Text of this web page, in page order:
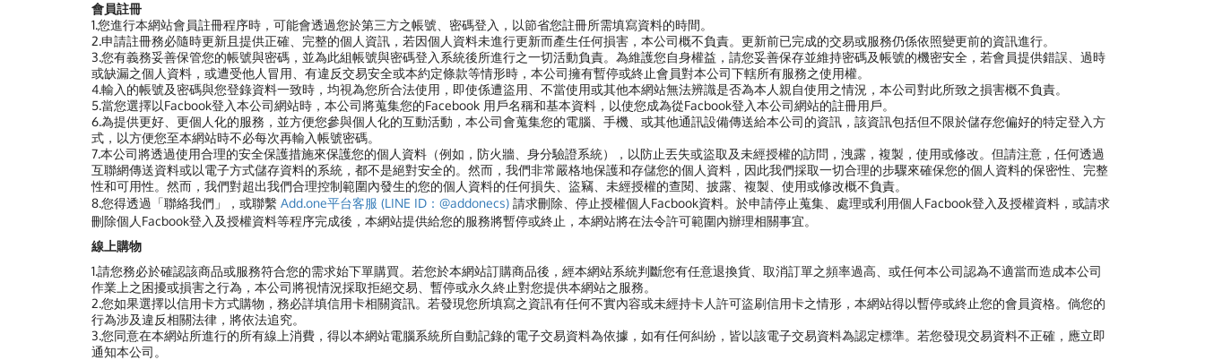
會員註冊
1.您進行本網站會員註冊程序時，可能會透過您於第三方之帳號、密碼登入，以節省您註冊所需填寫資料的時間。
2.申請註冊務必隨時更新且提供正確、完整的個人資訊，若因個人資料未進行更新而產生任何損害，本公司概不負責。更新前已完成的交易或服務仍係依照變更前的資訊進行。
3.您有義務妥善保管您的帳號與密碼，並為此組帳號與密碼登入系統後所進行之一切活動負責。為維護您自身權益，請您妥善保存並維持密碼及帳號的機密安全，若會員提供錯誤、過時
或缺漏之個人資料，或遭受他人冒用、有違反交易安全或本約定條款等情形時，本公司擁有暫停或終止會員對本公司下轄所有服務之使用權。
4.輸入的帳號及密碼與您登錄資料一致時，均視為您所合法使用，即使係遭盜用、不當使用或其他本網站無法辨識是否為本人親自使用之情況，本公司對此所致之損害概不負責。
5.當您選擇以Facbook登入本公司網站時，本公司將蒐集您的Facebook 用戶名稱和基本資料，以使您成為從Facbook登入本公司網站的註冊用戶。
6.為提供更好、更個人化的服務，並方便您參與個人化的互動活動，本公司會蒐集您的電腦、手機、或其他通訊設備傳送給本公司的資訊，該資訊包括但不限於儲存您偏好的特定登入方
式，以方便您至本網站時不必每次再輸入帳號密碼。
7.本公司將透過使用合理的安全保護措施來保護您的個人資料（例如，防火牆、身分驗證系統），以防止丟失或盜取及未經授權的訪問，洩露，複製，使用或修改。但請注意，任何透過
互聯網傳送資料或以電子方式儲存資料的系統，都不是絕對安全的。然而，我們非常嚴格地保護和存儲您的個人資料，因此我們採取一切合理的步驟來確保您的個人資料的保密性、完整
性和可用性。然而，我們對超出我們合理控制範圍內發生的您的個人資料的任何損失、盜竊、未經授權的查閱、披露、複製、使用或修改概不負責。
8.您得透過「聯絡我們」，或聯繫 Add.one平台客服 (LINE ID：@addonecs) 請求刪除、停止授權個人Facbook資料。於申請停止蒐集、處理或利用個人Facbook登入及授權資料，或請求
刪除個人Facbook登入及授權資料等程序完成後，本網站提供給您的服務將暫停或終止，本網站將在法令許可範圍內辦理相關事宜。
線上購物
1.請您務必於確認該商品或服務符合您的需求始下單購買。若您於本網站訂購商品後，經本網站系統判斷您有任意退換貨、取消訂單之頻率過高、或任何本公司認為不適當而造成本公司
作業上之困擾或損害之行為，本公司將視情況採取拒絕交易、暫停或永久終止對您提供本網站之服務。
2.您如果選擇以信用卡方式購物，務必詳填信用卡相關資訊。若發現您所填寫之資訊有任何不實內容或未經持卡人許可盜刷信用卡之情形，本網站得以暫停或終止您的會員資格。倘您的
行為涉及違反相關法律，將依法追究。
3.您同意在本網站所進行的所有線上消費，得以本網站電腦系統所自動記錄的電子交易資料為依據，如有任何糾紛，皆以該電子交易資料為認定標準。若您發現交易資料不正確，應立即
通知本公司。